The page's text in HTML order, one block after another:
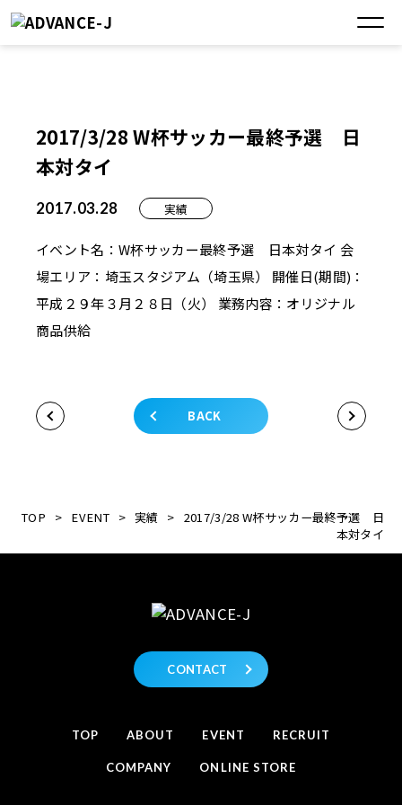
2017/3/28 W杯サッカー最終予選 日
本対タイ
2017.03.28 実績
イベント名：W杯サッカー最終予選 日本対タイ 会
場エリア：埼玉スタジアム（埼玉県） 開催日(期間)：
平成２９年３月２８日（火） 業務内容：オリジナル
商品供給
BACK
TOP > EVENT > 実績 > 2017/3/28 W杯サッカー最終予選 日
本対タイ
CONTACT
TOP ABOUT EVENT RECRUIT
COMPANY ONLINE STORE